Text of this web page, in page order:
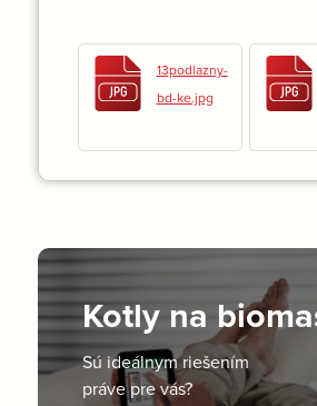
13podlazny-
bd-ke.jpg
Kotly na
Sú ideálnym riešením
práve pre vás?